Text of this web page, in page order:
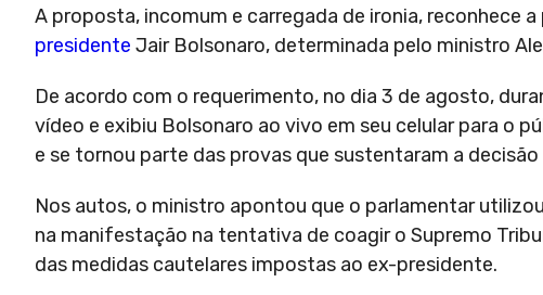
A proposta, incomum e carregada de ironia, reconhece
presidente Jair Bolsonaro, determinada pelo ministro
De acordo com o requerimento, no dia 3 de agosto,
vídeo e exibiu Bolsonaro ao vivo em seu celular para o
e se tornou parte das provas que sustentaram a decisão
Nos autos, o ministro apontou que o parlamentar
na manifestação na tentativa de coagir o Supremo
das medidas cautelares impostas ao ex-presidente.